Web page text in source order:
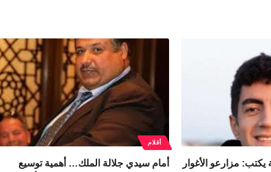
مزارعو الأغوار
أقلام
أمام سيدي جلالة الملك… أهمية توسيع